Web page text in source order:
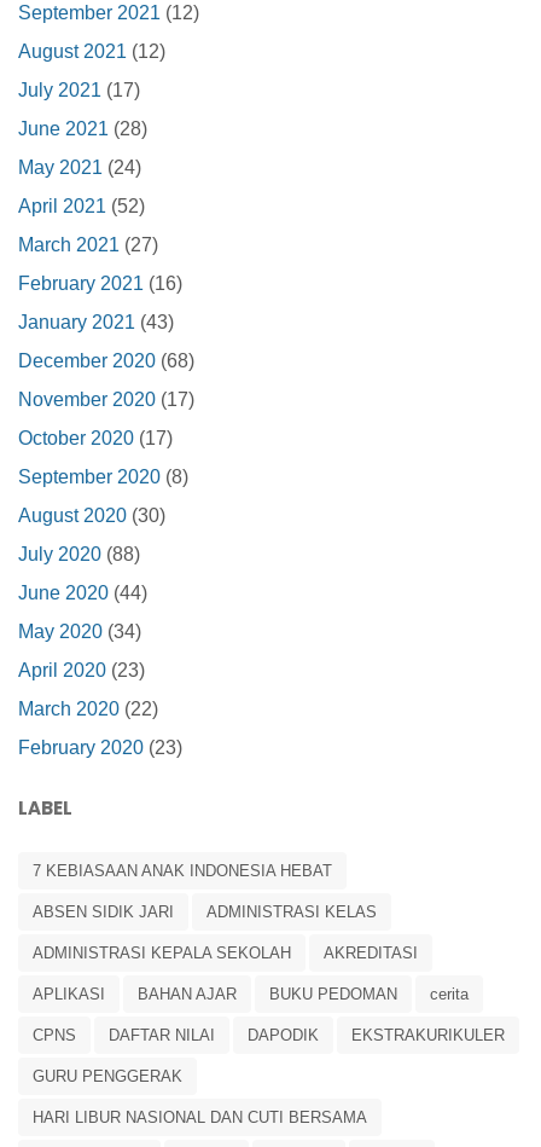
September 2021 (12)
August 2021 (12)
July 2021 (17)
June 2021 (28)
May 2021 (24)
April 2021 (52)
March 2021 (27)
February 2021 (16)
January 2021 (43)
December 2020 (68)
November 2020 (17)
October 2020 (17)
September 2020 (8)
August 2020 (30)
July 2020 (88)
June 2020 (44)
May 2020 (34)
April 2020 (23)
March 2020 (22)
February 2020 (23)
LABEL
7 KEBIASAAN ANAK INDONESIA HEBAT
ABSEN SIDIK JARI ADMINISTRASI KELAS
ADMINISTRASI KEPALA SEKOLAH AKREDITASI
APLIKASI BAHAN AJAR BUKU PEDOMAN cerita
CPNS DAFTAR NILAI DAPODIK EKSTRAKURIKULER
GURU PENGGERAK
HARI LIBUR NASIONAL DAN CUTI BERSAMA